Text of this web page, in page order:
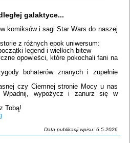
galaktyce...
komiksów i sagi Star Wars do naszej
z różnych epok uniwersum:
legend i wielkich bitew
opowieści, które pokochali fani na
bohaterów znanych i zupełnie
czy Ciemnej stronie Mocy u nas
wypożycz i zanurz się w
Tobą!
Data publikacji wpisu: 6.5.2026